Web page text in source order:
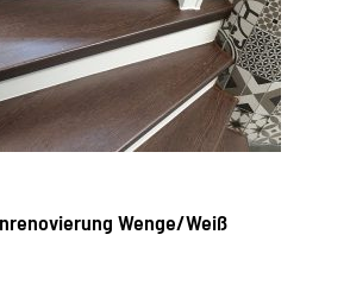
Wenge/Weiß